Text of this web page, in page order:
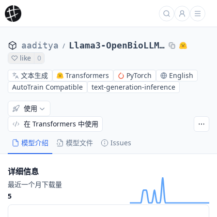
aaditya / Llama3-OpenBioLLM-8B
like
0
文本生成
Transformers PyTorch
English
AutoTrain Compatible
text-generation-inference
模型介绍 模型文件 Issues
使用
在 Transformers 中使用
详细信息
最近一个月下载量
5